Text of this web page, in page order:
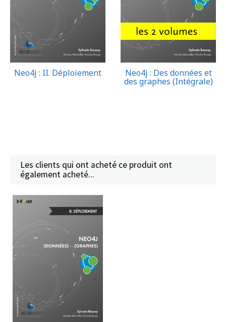
Neo4j : II. Déploiement Neo4j : Des données et
des graphes (Intégrale)
Les clients qui ont acheté ce produit ont
également acheté...